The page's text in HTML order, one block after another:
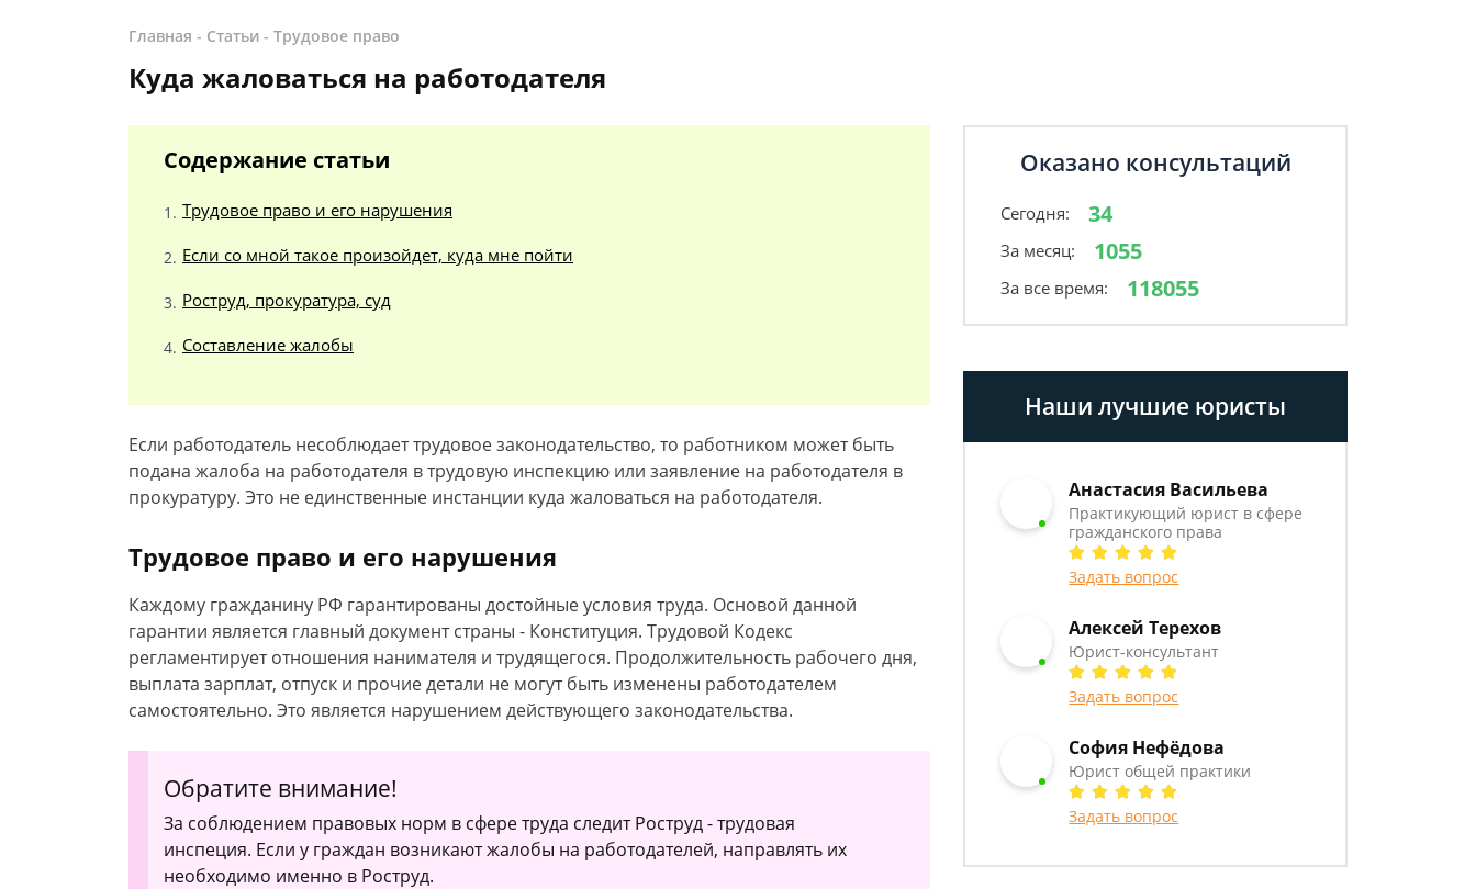
Главная - Статьи - Трудовое право
Куда жаловаться на работодателя
Содержание статьи
Трудовое право и его нарушения
Если со мной такое произойдет, куда мне пойти
Роструд, прокуратура, суд
Составление жалобы
Если работодатель несоблюдает трудовое законодательство, то работником может быть
подана жалоба на работодателя в трудовую инспекцию или заявление на работодателя в
прокуратуру. Это не единственные инстанции куда жаловаться на работодателя.
Трудовое право и его нарушения
Каждому гражданину РФ гарантированы достойные условия труда. Основой данной
гарантии является главный документ страны - Конституция. Трудовой Кодекс
регламентирует отношения нанимателя и трудящегося. Продолжительность рабочего дня,
выплата зарплат, отпуск и прочие детали не могут быть изменены работодателем
самостоятельно. Это является нарушением действующего законодательства.
Обратите внимание!
За соблюдением правовых норм в сфере труда следит Роструд - трудовая
инспеция. Если у граждан возникают жалобы на работодателей, направлять их
необходимо именно в Роструд.
Оказано консультаций
Сегодня: 34
За месяц: 1055
За все время: 118055
Наши лучшие юристы
Анастасия Васильева
Практикующий юрист в сфере
гражданского права
Задать вопрос
Алексей Терехов
Юрист-консультант
Задать вопрос
София Нефёдова
Юрист общей практики
Задать вопрос